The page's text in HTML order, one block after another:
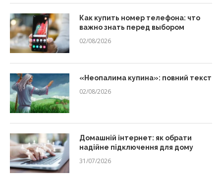
Как купить номер телефона: что
важно знать перед выбором
02/08/2026
«Неопалима купина»: повний текст
02/08/2026
Домашній інтернет: як обрати
надійне підключення для дому
31/07/2026